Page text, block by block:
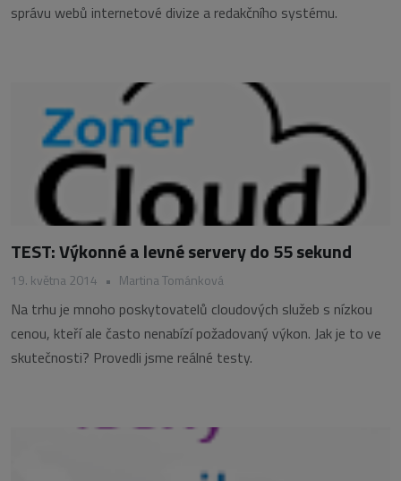
správu webů internetové divize a redakčního systému.
TEST: Výkonné a levné servery do 55 sekund
19. května 2014 • Martina Tománková
Na trhu je mnoho poskytovatelů cloudových služeb s nízkou
cenou, kteří ale často nenabízí požadovaný výkon. Jak je to ve
skutečnosti? Provedli jsme reálné testy.